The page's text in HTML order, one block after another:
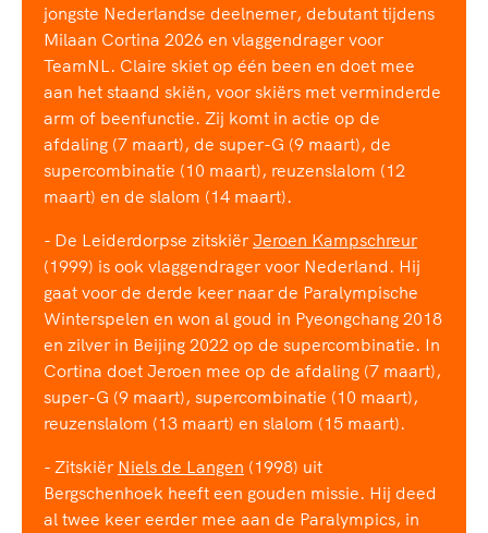
jongste Nederlandse deelnemer, debutant tijdens
Milaan Cortina 2026 en vlaggendrager voor
TeamNL. Claire skiet op één been en doet mee
aan het staand skiën, voor skiërs met verminderde
arm of beenfunctie. Zij komt in actie op de
afdaling (7 maart), de super-G (9 maart), de
supercombinatie (10 maart), reuzenslalom (12
maart) en de slalom (14 maart).
- De Leiderdorpse zitskiër Jeroen Kampschreur
(1999) is ook vlaggendrager voor Nederland. Hij
gaat voor de derde keer naar de Paralympische
Winterspelen en won al goud in Pyeongchang 2018
en zilver in Beijing 2022 op de supercombinatie. In
Cortina doet Jeroen mee op de afdaling (7 maart),
super-G (9 maart), supercombinatie (10 maart),
reuzenslalom (13 maart) en slalom (15 maart).
- Zitskiër Niels de Langen (1998) uit
Bergschenhoek heeft een gouden missie. Hij deed
al twee keer eerder mee aan de Paralympics, in